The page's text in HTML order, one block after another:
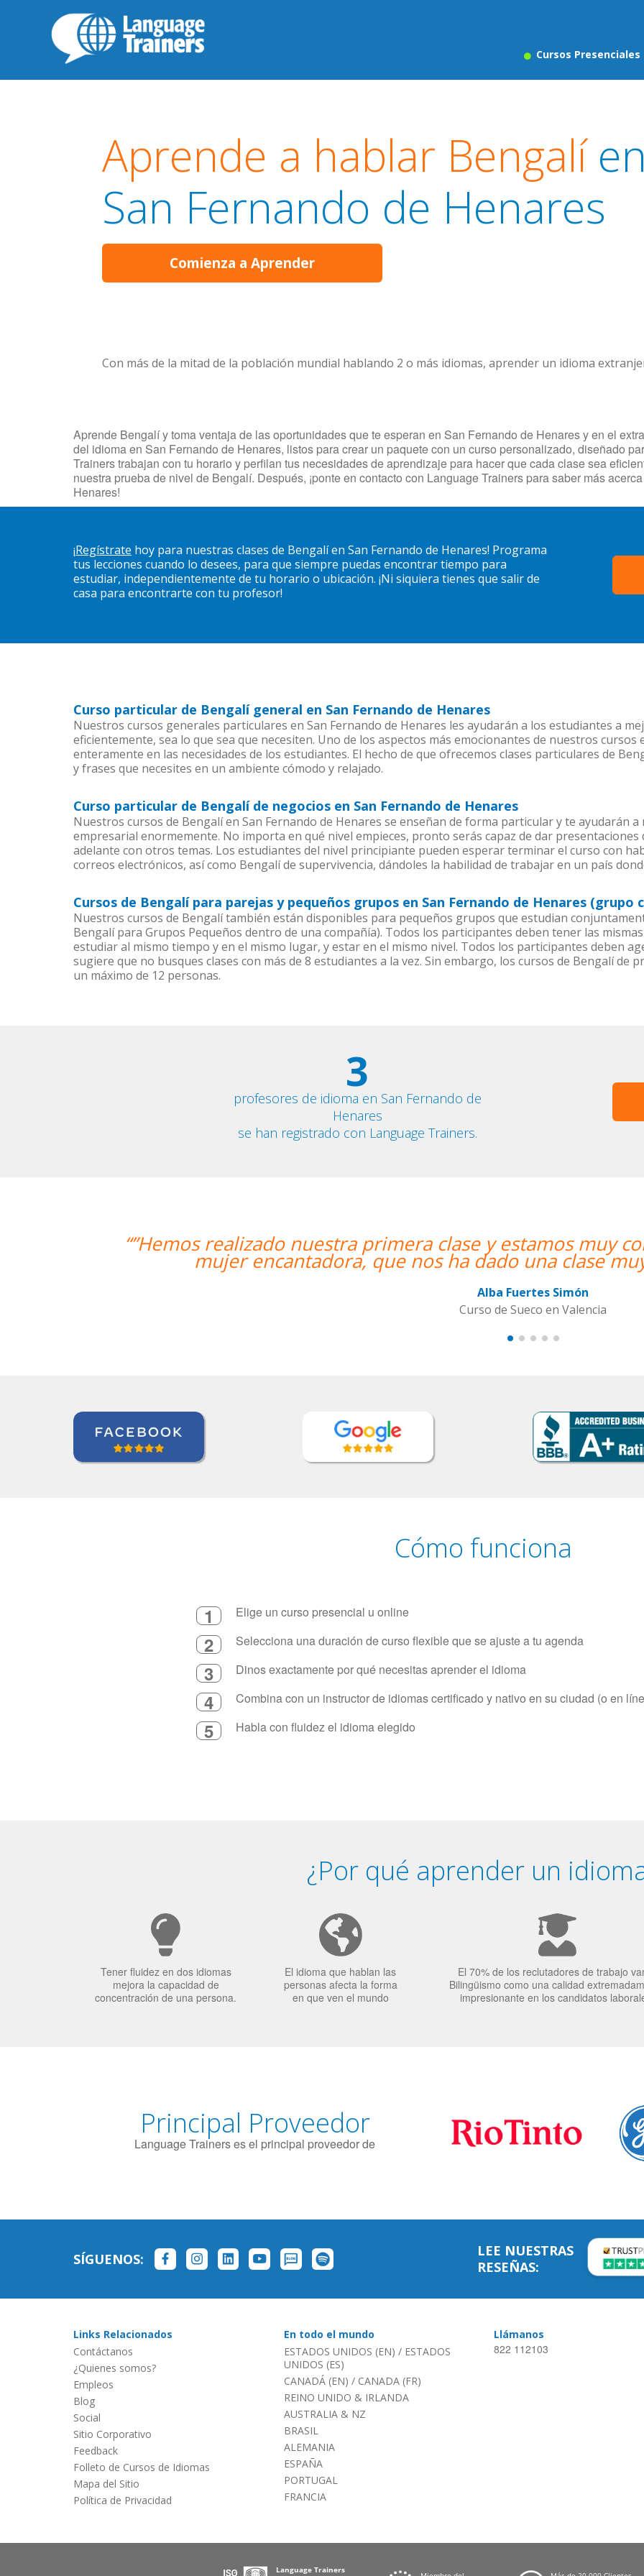
Cursos Presenciales
Aprende a hablar Bengalíen
San Fernando de Henares
Comienza a Aprender
Con más de la mitad de la población mundial hablando 2 o más idiomas, aprender un idioma
Aprende Bengalí y toma ventaja de las oportunidades que te esperan en San Fernando de Henares y en el
del idioma en San Fernando de Henares, listos para crear un paquete con un curso personalizado, diseñado
Trainers trabajan con tu horario y perfilan tus necesidades de aprendizaje para hacer que cada clase sea
nuestra prueba de nivel de Bengalí. Después, ¡ponte en contacto con Language Trainers para saber más
Henares!
¡Regístrate hoy para nuestras clases de Bengalí en San Fernando de Henares! Programa
tus lecciones cuando lo desees, para que siempre puedas encontrar tiempo para
estudiar, independientemente de tu horario o ubicación. ¡Ni siquiera tienes que salir de
casa para encontrarte con tu profesor!
Curso particular de Bengalí general en San Fernando de Henares
Nuestros cursos generales particulares en San Fernando de Henares les ayudarán a los estudiantes a
eficientemente, sea lo que sea que necesiten. Uno de los aspectos más emocionantes de nuestros
enteramente en las necesidades de los estudiantes. El hecho de que ofrecemos clases particulares de
y frases que necesites en un ambiente cómodo y relajado.
Curso particular de Bengalí de negocios en San Fernando de Henares
Nuestros cursos de Bengalí en San Fernando de Henares se enseñan de forma particular y te ayudarán
empresarial enormemente. No importa en qué nivel empieces, pronto serás capaz de dar
adelante con otros temas. Los estudiantes del nivel principiante pueden esperar terminar el curso con
correos electrónicos, así como Bengalí de supervivencia, dándoles la habilidad de trabajar en un país
Cursos de Bengalí para parejas y pequeños grupos en San Fernando de Henares (grupo
Nuestros cursos de Bengalí también están disponibles para pequeños grupos que estudian
Bengalí para Grupos Pequeños dentro de una compañía). Todos los participantes deben tener las
estudiar al mismo tiempo y en el mismo lugar, y estar en el mismo nivel. Todos los participantes deben
sugiere que no busques clases con más de 8 estudiantes a la vez. Sin embargo, los cursos de Bengalí de
un máximo de 12 personas.
3
profesores de idioma en San Fernando de
Henares
se han registrado con Language Trainers.
nuestra primera clase y estamos muy contentos. Nuestra
encantadora, que nos ha dado una clase muy dinámica y
Cómo funciona
1 Elige un curso presencial u online
2 Selecciona una duración de curso flexible que se ajuste a tu agenda
3 Dinos exactamente por qué necesitas aprender el idioma
4 Combina con un instructor de idiomas certificado y nativo en su ciudad (o en
5 Habla con fluidez el idioma elegido
¿Por qué aprender un
Tener fluidez en dos idiomas
mejora la capacidad de
concentración de una persona.
El idioma que hablan las
personas afecta la forma
en que ven el mundo
El 70% de los reclutadores de trabajo
Bilingüismo como una calidad
impresionante en los candidatos
Principal Proveedor
Language Trainers es el principal proveedor de
SÍGUENOS:
LEE NUESTRAS
RESEÑAS:
Links Relacionados
Contáctanos
¿Quienes somos?
Empleos
Blog
Social
Sitio Corporativo
Feedback
Folleto de Cursos de Idiomas
Mapa del Sitio
Política de Privacidad
En todo el mundo
ESTADOS UNIDOS (EN) / ESTADOS
UNIDOS (ES)
CANADÁ (EN) / CANADA (FR)
REINO UNIDO & IRLANDA
AUSTRALIA & NZ
BRASIL
ALEMANIA
ESPAÑA
PORTUGAL
FRANCIA
Llámanos
822 112103